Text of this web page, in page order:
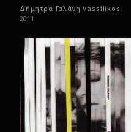
Δήμητρα Γαλάνη Vassilikos
2011